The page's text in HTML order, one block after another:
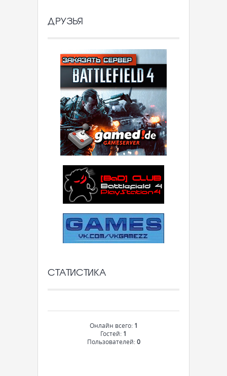
ДРУЗЬЯ
СТАТИСТИКА
Онлайн всего: 1
Гостей: 1
Пользователей:0